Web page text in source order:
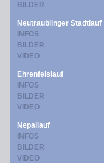
BILDER
Neutraublinger Stadtlauf
INFOS
BILDER
VIDEO
Ehrenfelslauf
INFOS
BILDER
VIDEO
Nepallauf
INFOS
BILDER
VIDEO